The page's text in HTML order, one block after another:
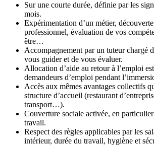
Sur une courte durée, définie par les
mois.
Expérimentation d’un métier,
professionnel, évaluation de vos
être…
Accompagnement par un tuteur chargé
vous guider et de vous évaluer.
Allocation d’aide au retour à l’emploi
demandeurs d’emploi pendant
Accès aux mêmes avantages collectifs
structure d’accueil (restaurant
transport…).
Couverture sociale activée, en
travail.
Respect des règles applicables par les
intérieur, durée du travail, hygiène et